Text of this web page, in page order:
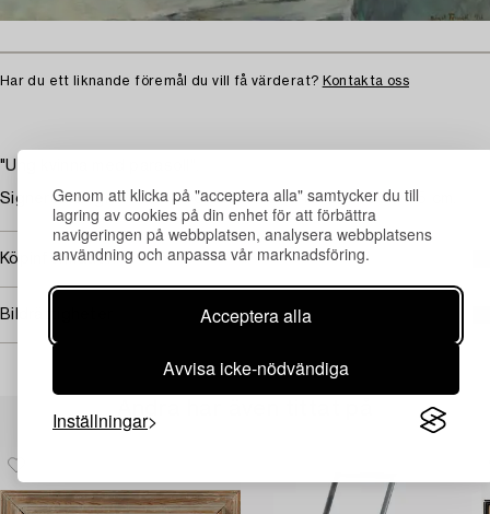
Genom att klicka på "acceptera alla" samtycker du till
lagring av cookies på din enhet för att förbättra
navigeringen på webbplatsen, analysera webbplatsens
användning och anpassa vår marknadsföring.
Acceptera alla
Avvisa icke-nödvändiga
Inställningar
Har du ett liknande föremål du vill få värderat? Kontakta oss
"Ung kvinna med parasoll".
Signerad Birgit Forssell och daterad 1942. Duk 100 x 65 cm.
Köpinformation
Bildrättigheter